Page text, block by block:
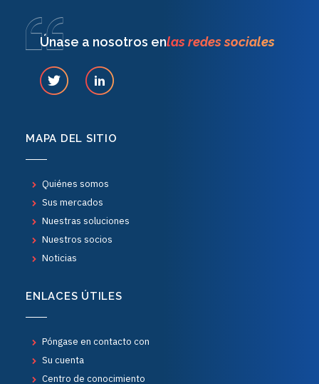
MAPA DEL SITIO
Quiénes somos
Sus mercados
Nuestras soluciones
Nuestros socios
Noticias
ENLACES ÚTILES
Póngase en contacto con
Su cuenta
Centro de conocimiento
Únase a nosotros enlas redes sociales